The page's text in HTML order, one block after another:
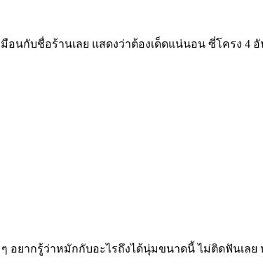
มือนกับชื่อร้านเลย แสดงว่าต้องเด็ดแน่นอน ซี่โครง 4
ยากรู้ว่าหมักกับอะไรถึงได้นุ่มขนาดนี้ ไม่ติดฟันเลย